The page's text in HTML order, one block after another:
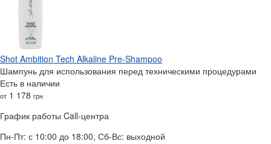
Shot Ambition Tech Alkaline Pre-Shampoo
Шампунь для использования перед техническими процедурами
Есть в наличии
от 1 178 грн
График работы Call-центра
Пн-Пт: с 10:00 до 18:00, Сб-Вс: выходной